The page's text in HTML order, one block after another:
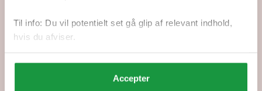
Til info: Du vil potentielt set gå glip af relevant indhold,
hvis du afviser.
Accepter
Tilføj strikkekit til kurven
891,90 DKK
Dansk oversættelse er vedlagt.
Tilføj kun opskriften
Ønsker du kun opskriften, koster den separat 69,00 kr.